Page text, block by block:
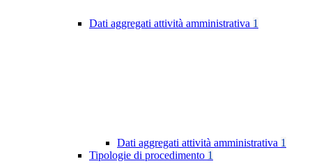
Dati aggregati attività amministrativa 1
Dati aggregati attività amministrativa 1
Tipologie di procedimento 1